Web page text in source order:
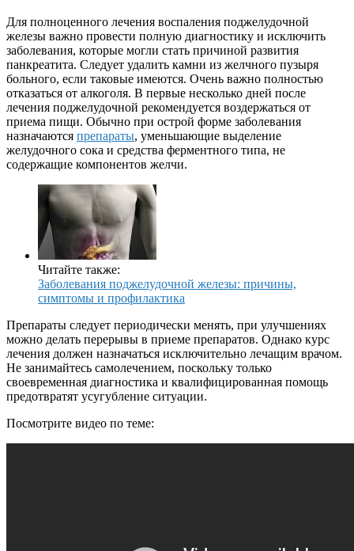
Для полноценного лечения воспаления поджелудочной
железы важно провести полную диагностику и исключить
заболевания, которые могли стать причиной развития
панкреатита. Следует удалить камни из желчного пузыря
больного, если таковые имеются. Очень важно полностью
отказаться от алкоголя. В первые несколько дней после
лечения поджелудочной рекомендуется воздержаться от
приема пищи. Обычно при острой форме заболевания
назначаются препараты, уменьшающие выделение
желудочного сока и средства ферментного типа, не
содержащие компонентов желчи.
Читайте также:
Заболевания поджелудочной железы: причины,
симптомы и профилактика
Препараты следует периодически менять, при улучшениях
можно делать перерывы в приеме препаратов. Однако курс
лечения должен назначаться исключительно лечащим врачом.
Не занимайтесь самолечением, поскольку только
своевременная диагностика и квалифицированная помощь
предотвратят усугубление ситуации.
Посмотрите видео по теме: